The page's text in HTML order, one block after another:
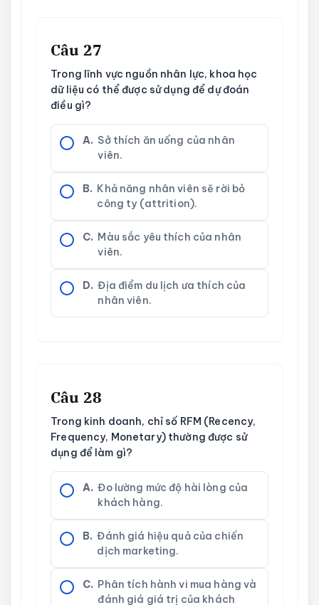
Câu 27
Trong lĩnh vực nguồn nhân lực, khoa học
dữ liệu có thể được sử dụng để dự đoán
điều gì?
A. Sở thích ăn uống của nhân
viên.
B. Khả năng nhân viên sẽ rời bỏ
công ty (attrition).
C. Màu sắc yêu thích của nhân
viên.
D. Địa điểm du lịch ưa thích của
nhân viên.
Câu 28
Trong kinh doanh, chỉ số RFM (Recency,
Frequency, Monetary) thường được sử
dụng để làm gì?
A. Đo lường mức độ hài lòng của
khách hàng.
B. Đánh giá hiệu quả của chiến
dịch marketing.
C. Phân tích hành vi mua hàng và
đánh giá giá trị của khách